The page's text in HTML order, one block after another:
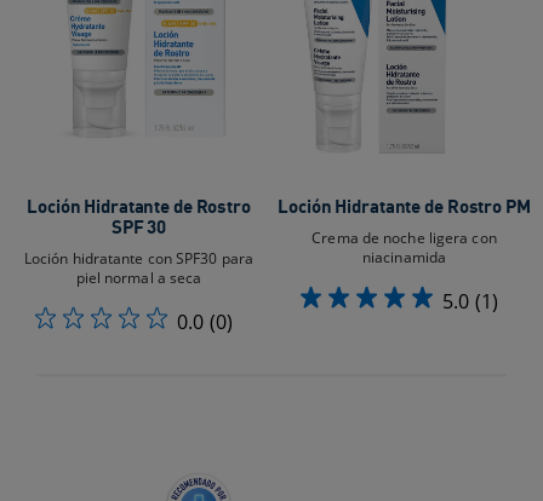
Loción Hidratante de Rostro
SPF 30
Loción hidratante con SPF30 para
piel normal a seca
0.0 (0)
Loción Hidratante de Rostro PM
Crema de noche ligera con
niacinamida
5.0 (1)